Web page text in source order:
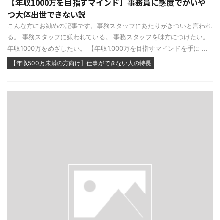
つ大体出世できない説
こんな方にお勧めの記事です。事務スタッフにあたりがきついと言われ
る。 事務スタッフに嫌われている。 事務スタッフを味方につけたい。
年収1000万をめざしたい。 【年収1,000万を目指すマインドを手に ...
【年収500万未満の方向け】仕事ができない人の特長